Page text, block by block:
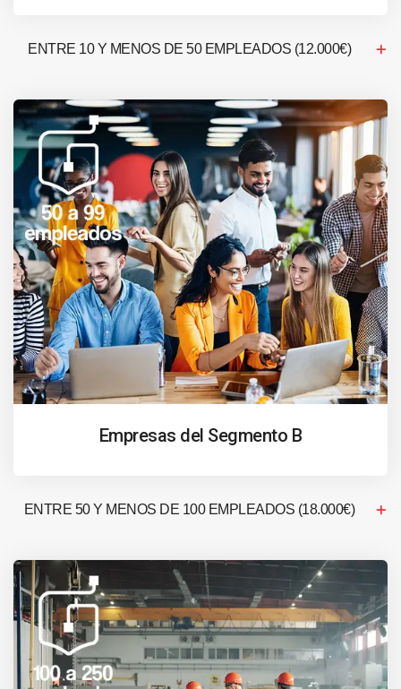
ENTRE 10 Y MENOS DE 50 EMPLEADOS (12.000€)
Empresas del Segmento B
ENTRE 50 Y MENOS DE 100 EMPLEADOS (18.000€)